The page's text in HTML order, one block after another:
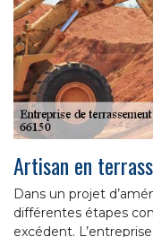
Artisan en
Dans un projet
différentes étapes
excédent.